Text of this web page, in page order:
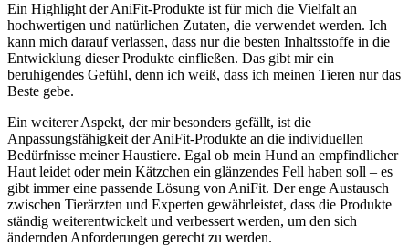
Ein Highlight der AniFit-Produkte ist für mich ‍die Vielfalt an
hochwertigen und natürlichen Zutaten, die verwendet werden. Ich
kann mich darauf verlassen, dass nur die⁢ besten ⁣Inhaltsstoffe in die
⁣Entwicklung dieser ‍Produkte einfließen. Das gibt ​mir ein
beruhigendes Gefühl, denn ich weiß, dass ich meinen Tieren nur das
Beste gebe.
Ein weiterer Aspekt, ‌der ‍mir besonders gefällt, ist die
Anpassungsfähigkeit der AniFit-Produkte an die⁤ individuellen⁣
Bedürfnisse meiner Haustiere. Egal ob mein Hund ‍an empfindlicher
Haut leidet oder ​mein Kätzchen ein glänzendes Fell haben soll – es
gibt immer eine passende⁣ Lösung von AniFit. Der enge Austausch
zwischen Tierärzten und Experten gewährleistet, dass die Produkte
ständig weiterentwickelt und verbessert werden, um den‌ sich
ändernden Anforderungen gerecht zu⁤ werden.